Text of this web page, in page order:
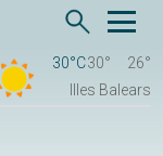
30°C30°
26°
Illes Balears